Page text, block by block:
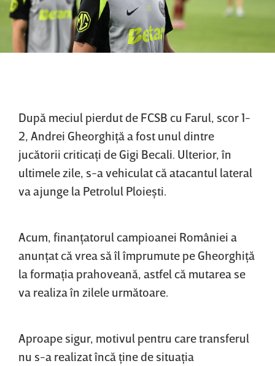
După meciul pierdut de FCSB cu Farul, scor 1-
2, Andrei Gheorghiţă a fost unul dintre
jucătorii criticaţi de Gigi Becali. Ulterior, în
ultimele zile, s-a vehiculat că atacantul lateral
va ajunge la Petrolul Ploieşti.
Acum, finanţatorul campioanei României a
anunţat că vrea să îl împrumute pe Gheorghiţă
la formaţia prahoveană, astfel că mutarea se
va realiza în zilele următoare.
Aproape sigur, motivul pentru care transferul
nu s-a realizat încă ţine de situaţia